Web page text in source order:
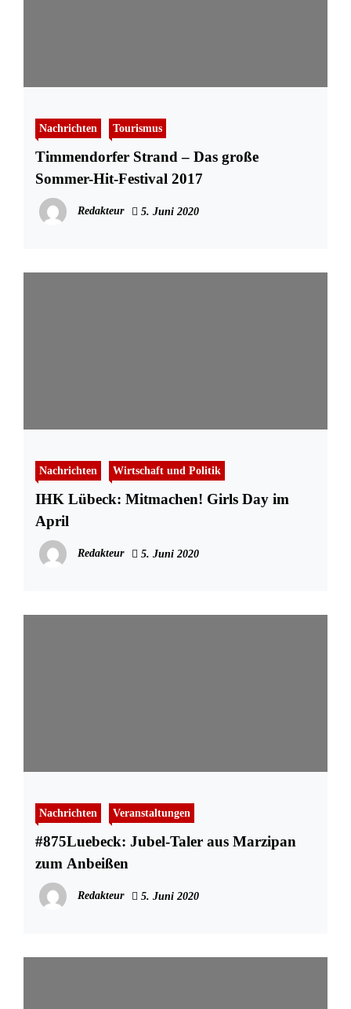
Nachrichten Tourismus
Timmendorfer Strand – Das große
Sommer-Hit-Festival 2017
Redakteur 5. Juni 2020
Nachrichten Wirtschaft und Politik
IHK Lübeck: Mitmachen! Girls Day im
April
Redakteur 5. Juni 2020
Nachrichten Veranstaltungen
#875Luebeck: Jubel-Taler aus Marzipan
zum Anbeißen
Redakteur 5. Juni 2020